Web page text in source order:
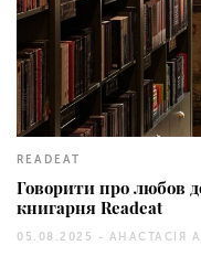
READEAT
Говорити про любов
книгарня Readeat
05.08.2025 - АНАСТАСІЯ